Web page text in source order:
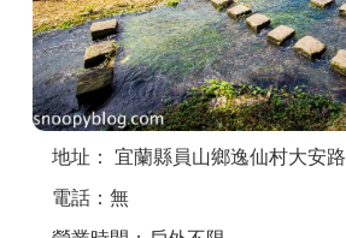
APP下載
地址： 宜蘭縣員山鄉逸仙村大安路
電話：無